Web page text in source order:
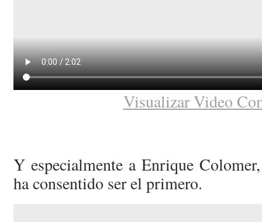
Visualizar Video
Y especialmente a Enrique
ha consentido ser el primero.